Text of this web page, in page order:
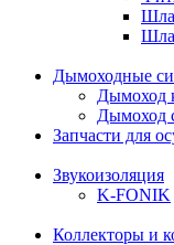
Дымоходные
Дымоход
Дымоход
Запчасти для
Звукоизоляция
K-FONIK
Коллекторы и